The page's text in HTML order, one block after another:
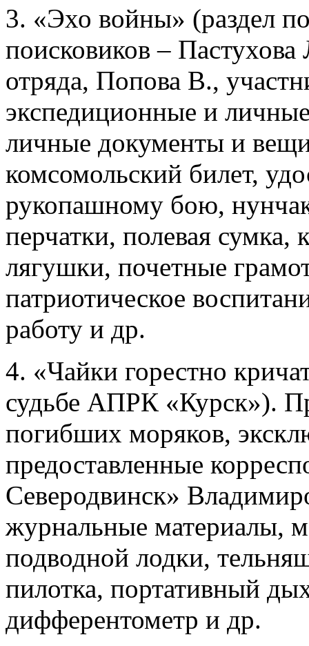
3. «Эхо войны» (раздел
поисковиков –
отряда, Попова В.,
экспедиционные и
личные документы и
комсомольский билет,
рукопашному бою,
перчатки, полевая
лягушки, почетные
патриотическое
работу и др.
4. «Чайки горестно
судьбе АПРК «Курск»).
погибших моряков,
предоставленные
Северодвинск»
журнальные материалы,
подводной лодки,
пилотка, портативный
дифферентометр и др.